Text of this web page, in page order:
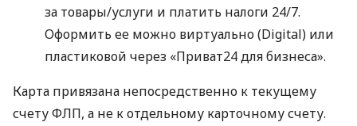
за товары/услуги и платить налоги 24/7.
Оформить ее можно виртуально (Digital) или
пластиковой через «Приват24 для бизнеса».
Карта привязана непосредственно к текущему
счету ФЛП, а не к отдельному карточному счету.